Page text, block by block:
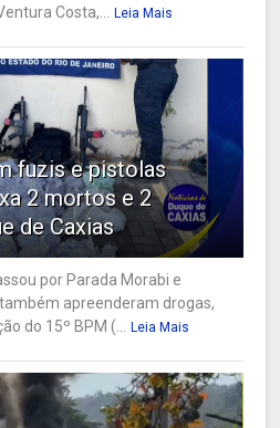
Costa,...
Leia Mais
fuzis e pistolas
2 mortos e 2
de Caxias
por Parada Morabi e
apreenderam drogas,
do 15º BPM (...
Leia Mais